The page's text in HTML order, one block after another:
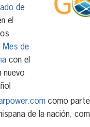
de
el
Mes de
con el
nuevo
como parte
de la nación,